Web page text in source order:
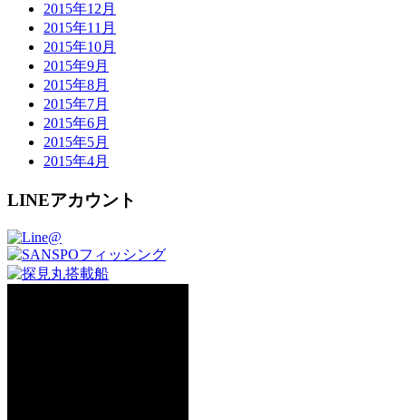
2015年12月
2015年11月
2015年10月
2015年9月
2015年8月
2015年7月
2015年6月
2015年5月
2015年4月
LINEアカウント